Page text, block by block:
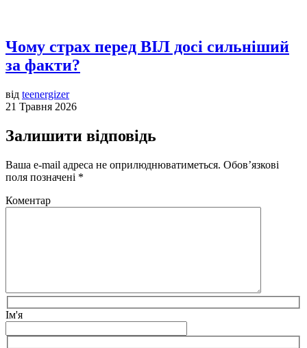
Чому страх перед ВІЛ досі сильніший
за факти?
від teenergizer
21 Травня 2026
Залишити відповідь
Ваша e-mail адреса не оприлюднюватиметься. Обов’язкові
поля позначені *
Коментар
Ім'я